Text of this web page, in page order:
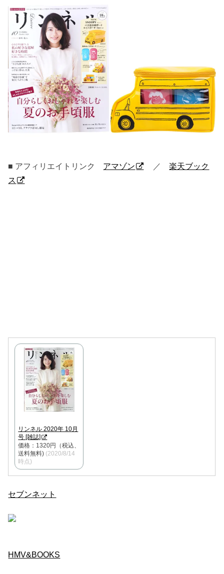
■ アフィリエイトリンク アマゾン ／楽天ブック
ス
リンネル 2020年 10月
号 [雑誌]
価格：1320円（税込、
送料無料) (2020/8/14
時点)
セブンネット
HMV&BOOKS